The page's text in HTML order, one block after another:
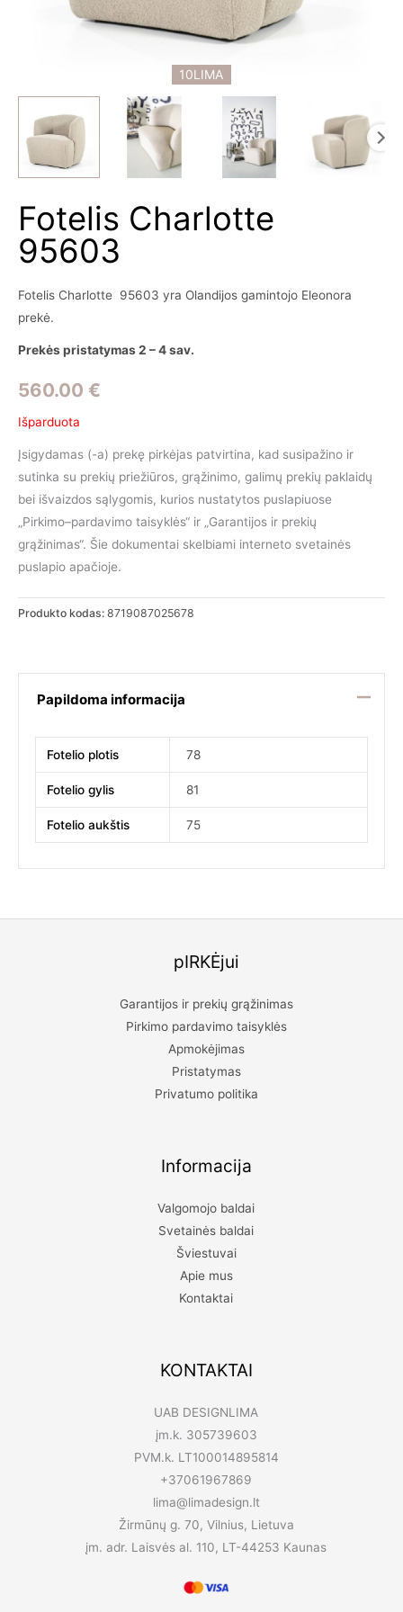
10LIMA
Fotelis Charlotte
95603
Fotelis Charlotte 95603 yra Olandijos gamintojo Eleonora
prekė.
Prekės pristatymas 2 – 4 sav.
560.00 €
Išparduota
Įsigydamas (-a) prekę pirkėjas patvirtina, kad susipažino ir
sutinka su prekių priežiūros, grąžinimo, galimų prekių paklaidų
bei išvaizdos sąlygomis, kurios nustatytos puslapiuose
„Pirkimo–pardavimo taisyklės“ ir „Garantijos ir prekių
grąžinimas“. Šie dokumentai skelbiami interneto svetainės
puslapio apačioje.
Produkto kodas: 8719087025678
Papildoma informacija
Fotelio plotis 78
Fotelio gylis 81
Fotelio aukštis 75
pIRKĖjui
Garantijos ir prekių grąžinimas
Pirkimo pardavimo taisyklės
Apmokėjimas
Pristatymas
Privatumo politika
Informacija
Valgomojo baldai
Svetainės baldai
Šviestuvai
Apie mus
Kontaktai
KONTAKTAI
UAB DESIGNLIMA
įm.k. 305739603
PVM.k. LT100014895814
+37061967869
lima@limadesign.lt
Žirmūnų g. 70, Vilnius, Lietuva
įm. adr. Laisvės al. 110, LT-44253 Kaunas